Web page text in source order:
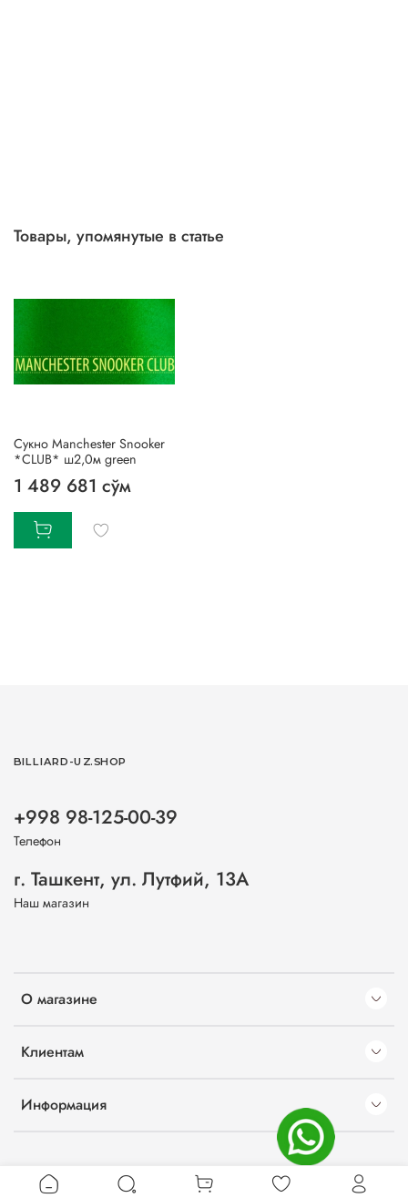
Товары, упомянутые в статье
Сукно Manchester Snooker
*CLUB* ш2,0м green
1 489 681 сўм
О магазине
Клиентам
Информация
BILLIARD-UZ.SHOP
+998 98-125-00-39
Телефон
г. Ташкент, ул. Лутфий, 13А
Наш магазин